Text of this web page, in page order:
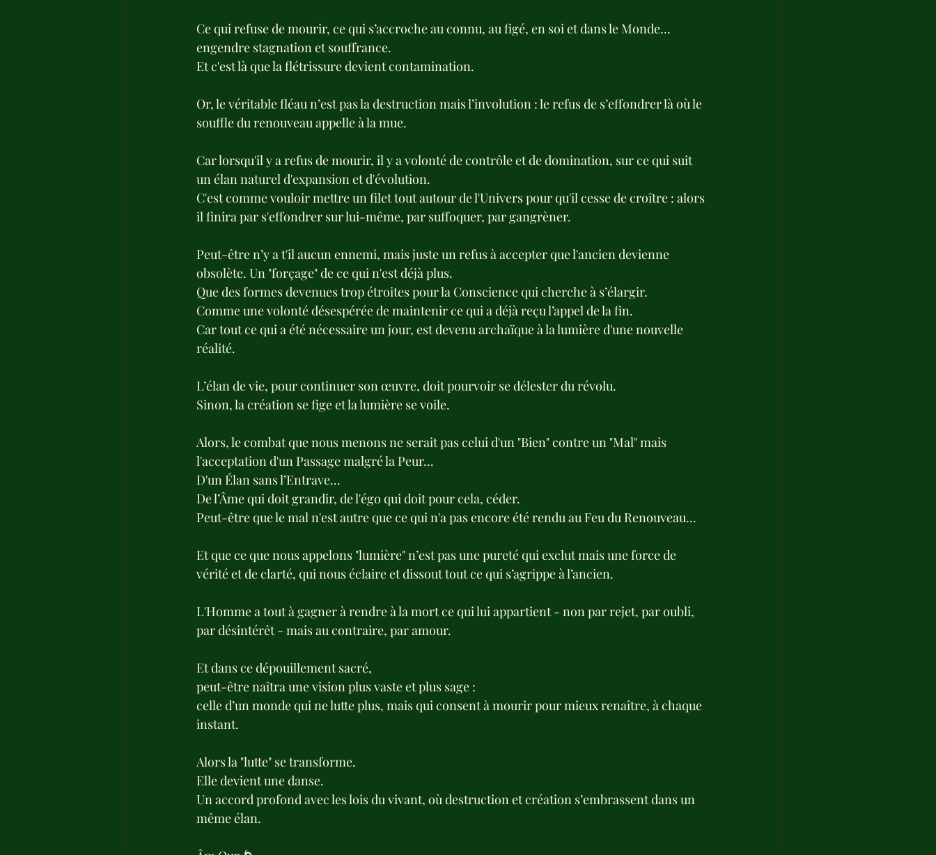
Ce qui refuse de mourir, ce qui s’accroche au connu, au figé, en soi et dans le Monde…
engendre stagnation et souffrance.
Et c'est là que la flétrissure devient contamination.
Or, le véritable fléau n’est pas la destruction mais l’involution : le refus de s’effondrer là où le
souffle du renouveau appelle à la mue.
Car lorsqu'il y a refus de mourir, il y a volonté de contrôle et de domination, sur ce qui suit
un élan naturel d'expansion et d'évolution.
C'est comme vouloir mettre un filet tout autour de l'Univers pour qu'il cesse de croître : alors
il finira par s'effondrer sur lui-même, par suffoquer, par gangrèner.
Peut-être n’y a t'il aucun ennemi, mais juste un refus à accepter que l'ancien devienne
obsolète. Un "forçage" de ce qui n'est déjà plus.
Que des formes devenues trop étroites pour la Conscience qui cherche à s’élargir.
Comme une volonté désespérée de maintenir ce qui a déjà reçu l’appel de la fin.
Car tout ce qui a été nécessaire un jour, est devenu archaïque à la lumière d'une nouvelle
réalité.
L’élan de vie, pour continuer son œuvre, doit pourvoir se délester du révolu.
Sinon, la création se fige et la lumière se voile.
Alors, le combat que nous menons ne serait pas celui d'un "Bien" contre un "Mal" mais
l'acceptation d'un Passage malgré la Peur...
D'un Élan sans l’Entrave...
De l’Âme qui doit grandir, de l'égo qui doit pour cela, céder.
Peut-être que le mal n'est autre que ce qui n'a pas encore été rendu au Feu du Renouveau...
Et que ce que nous appelons "lumière" n’est pas une pureté qui exclut mais une force de
vérité et de clarté, qui nous éclaire et dissout tout ce qui s’agrippe à l’ancien.
L'Homme a tout à gagner à rendre à la mort ce qui lui appartient - non par rejet, par oubli,
par désintérêt - mais au contraire, par amour.
Et dans ce dépouillement sacré,
peut-être naîtra une vision plus vaste et plus sage :
celle d’un monde qui ne lutte plus, mais qui consent à mourir pour mieux renaître, à chaque
instant.
Alors la "lutte" se transforme.
Elle devient une danse.
Un accord profond avec les lois du vivant, où destruction et création s’embrassent dans un
même élan.